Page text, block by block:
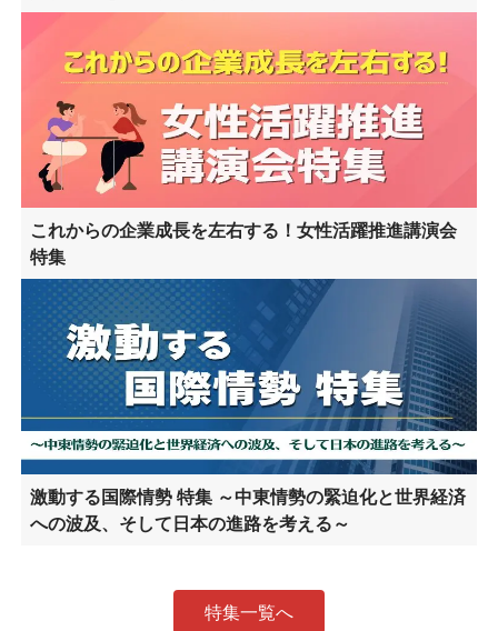
これからの企業成長を左右する！女性活躍推進講演会
特集
激動する国際情勢 特集 ～中東情勢の緊迫化と世界経済
への波及、そして日本の進路を考える～
特集一覧へ